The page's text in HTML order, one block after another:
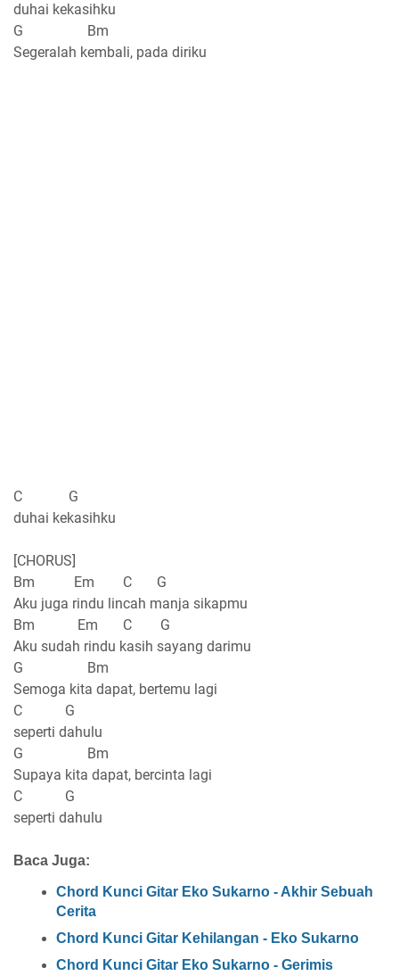
duhai kekasihku
G Bm
Segeralah kembali, pada diriku
C G
duhai kekasihku
[CHORUS]
Bm Em C G
Aku juga rindu lincah manja sikapmu
Bm Em C G
Aku sudah rindu kasih sayang darimu
G Bm
Semoga kita dapat, bertemu lagi
C G
seperti dahulu
G Bm
Supaya kita dapat, bercinta lagi
C G
seperti dahulu
Baca Juga:
Chord Kunci Gitar Eko Sukarno - Akhir Sebuah
Cerita
Chord Kunci Gitar Kehilangan - Eko Sukarno
Chord Kunci Gitar Eko Sukarno - Gerimis